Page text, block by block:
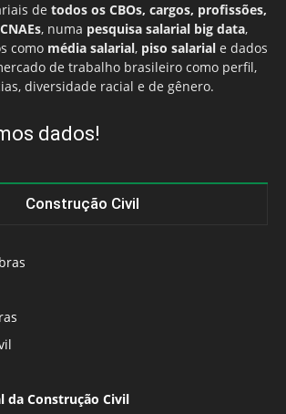
de todos os CBOs, cargos, profissões,
, numa pesquisa salarial big data,
como média salarial, piso salarial e dados
de trabalho brasileiro como perfil,
diversidade racial e de gênero.
dados!
Construção Civil
da Construção Civil